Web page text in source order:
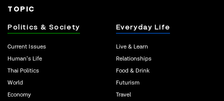
TOPIC
Politics & Society
Current Issues
Human’s Life
Thai Politics
World
Economy
Everyday Life
Live & Learn
Relationships
Food & Drink
Futurism
Travel